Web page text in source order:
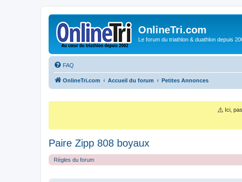
OnlineTri.com
Le forum du triathlon & duathlon depuis
FAQ
OnlineTri.com Accueil du forum Petites Annonces
⚠️ Ici,
Paire Zipp 808 boyaux
Règles du forum